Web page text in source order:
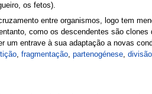
os fetos).
entre organismos, logo tem
como os descendentes são
um entrave à sua adaptação a novas
fragmentação partenogénese